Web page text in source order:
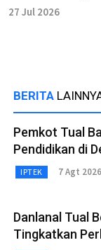
27 Jul 2026
BERITA
Pemkot Tual
Pendidikan di
IPTEK 7 Agt 2026
Danlanal Tual
Tingkatkan